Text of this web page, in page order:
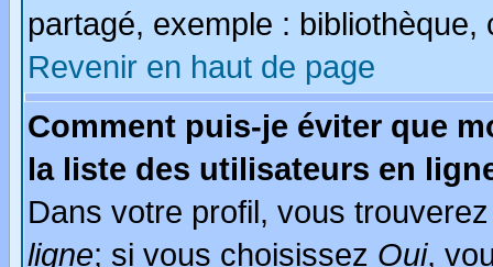
partagé, exemple :
Revenir en haut de page
Comment puis-je éviter que
la liste des utilisateurs en
Dans votre profil, vous
ligne; si vous choisissez Oui,